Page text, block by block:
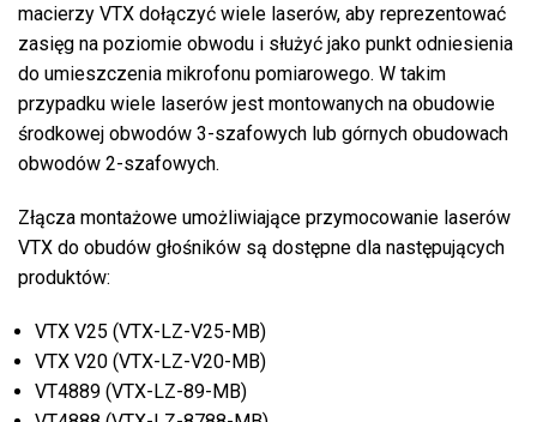
macierzy VTX dołączyć wiele laserów, aby reprezentować
zasięg na poziomie obwodu i służyć jako punkt odniesienia
do umieszczenia mikrofonu pomiarowego. W takim
przypadku wiele laserów jest montowanych na obudowie
środkowej obwodów 3-szafowych lub górnych obudowach
obwodów 2-szafowych.
Złącza montażowe umożliwiające przymocowanie laserów
VTX do obudów głośników są dostępne dla następujących
produktów:
VTX V25 (VTX-LZ-V25-MB)
VTX V20 (VTX-LZ-V20-MB)
VT4889 (VTX-LZ-89-MB)